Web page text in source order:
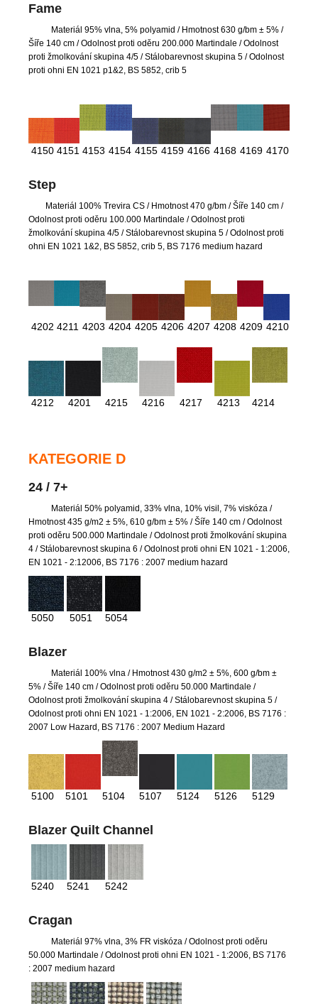
Fame
Materiál 95% vlna, 5% polyamid / Hmotnost 630 g/bm ± 5% /
Šíře 140 cm / Odolnost proti oděru 200.000 Martindale / Odolnost
proti žmolkování skupina 4/5 / Stálobarevnost skupina 5 / Odolnost
proti ohni EN 1021 p1&2, BS 5852, crib 5
4150 4151 4153 4154 4155 4159 4166 4168 4169 4170
Step
Materiál 100% Trevira CS / Hmotnost 470 g/bm / Šíře 140 cm /
Odolnost proti oděru 100.000 Martindale / Odolnost proti
žmolkování skupina 4/5 / Stálobarevnost skupina 5 / Odolnost proti
ohni EN 1021 1&2, BS 5852, crib 5, BS 7176 medium hazard
4202 4211 4203 4204 4205 4206 4207 4208 4209 4210
4212 4201 4215 4216 4217 4213 4214
KATEGORIE D
24 / 7+
Materiál 50% polyamid, 33% vlna, 10% visil, 7% viskóza /
Hmotnost 435 g/m2 ± 5%, 610 g/bm ± 5% / Šíře 140 cm / Odolnost
proti oděru 500.000 Martindale / Odolnost proti žmolkování skupina
4 / Stálobarevnost skupina 6 / Odolnost proti ohni EN 1021 - 1:2006,
EN 1021 - 2:12006, BS 7176 : 2007 medium hazard
5050 5051 5054
Blazer
Materiál 100% vlna / Hmotnost 430 g/m2 ± 5%, 600 g/bm ±
5% / Šíře 140 cm / Odolnost proti oděru 50.000 Martindale /
Odolnost proti žmolkování skupina 4 / Stálobarevnost skupina 5 /
Odolnost proti ohni EN 1021 - 1:2006, EN 1021 - 2:2006, BS 7176 :
2007 Low Hazard, BS 7176 : 2007 Medium Hazard
5100 5101 5104 5107 5124 5126 5129
Blazer Quilt Channel
5240 5241 5242
Cragan
Materiál 97% vlna, 3% FR viskóza / Odolnost proti oděru
50.000 Martindale / Odolnost proti ohni EN 1021 - 1:2006, BS 7176
: 2007 medium hazard